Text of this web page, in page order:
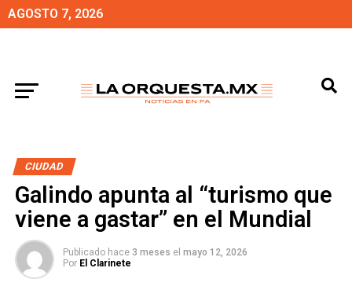
AGOSTO 7, 2026
CIUDAD
Galindo apunta al “turismo que
viene a gastar” en el Mundial
Publicado hace 3 meses el mayo 12, 2026
Por El Clarinete